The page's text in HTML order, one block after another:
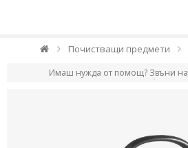
Почистващи предмети
Имаш нужда от помощ? Звъни на